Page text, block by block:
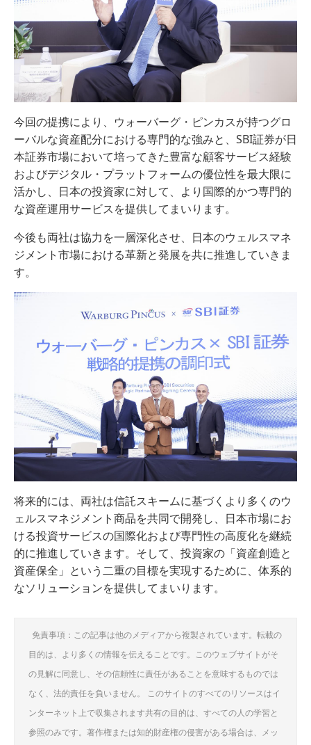
今回の提携により、ウォーバーグ・ピンカスが持つグロ
ーバルな資産配分における専門的な強みと、SBI証券が日
本証券市場において培ってきた豊富な顧客サービス経験
およびデジタル・プラットフォームの優位性を最大限に
活かし、日本の投資家に対して、より国際的かつ専門的
な資産運用サービスを提供してまいります。
今後も両社は協力を一層深化させ、日本のウェルスマネ
ジメント市場における革新と発展を共に推進していきま
す。
将来的には、両社は信託スキームに基づくより多くのウ
ェルスマネジメント商品を共同で開発し、日本市場にお
ける投資サービスの国際化および専門性の高度化を継続
的に推進していきます。そして、投資家の「資産創造と
資産保全」という二重の目標を実現するために、体系的
なソリューションを提供してまいります。
免責事項：この記事は他のメディアから複製されています。転載の
目的は、より多くの情報を伝えることです。このウェブサイトがそ
の見解に同意し、その信頼性に責任があることを意味するものでは
なく、法的責任を負いません。 このサイトのすべてのリソースはイ
ンターネット上で収集されます共有の目的は、すべての人の学習と
参照のみです。著作権または知的財産権の侵害がある場合は、メッ